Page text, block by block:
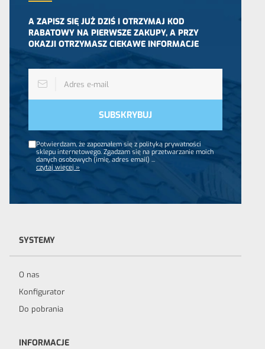
SYSTEMY
O nas
Konfigurator
Do pobrania
INFORMACJE
A ZAPISZ SIĘ JUŻ DZIŚ I OTRZYMAJ KOD
RABATOWY NA PIERWSZE ZAKUPY, A PRZY
OKAZJI OTRZYMASZ CIEKAWE INFORMACJE
Potwierdzam, że zapoznałem się z polityką prywatności
sklepu internetowego. Zgadzam się na przetwarzanie moich
danych osobowych (imię, adres email) ...
czytaj więcej »